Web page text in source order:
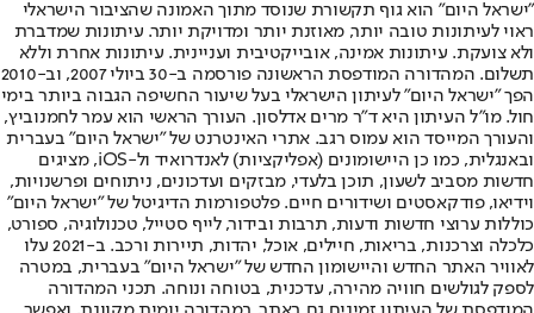
"ישראל היום" הוא גוף תקשורת שנוסד מתוך האמונה שהציבור הישראלי
ראוי לעיתונות טובה יותר, מאוזנת יותר ומדויקת יותר. עיתונות שמדברת
ולא צועקת. עיתונות אמינה, אובייקטיבית ועניינית. עיתונות אחרת וללא
תשלום. המהדורה המודפסת הראשונה פורסמה ב-30 ביולי 2007, וב-2010
הפך "ישראל היום" לעיתון הישראלי בעל שיעור החשיפה הגבוה ביותר בימי
חול. מו"ל העיתון היא ד"ר מרים אדלסון. העורך הראשי הוא עמר לחמנוביץ,
והעורך המייסד הוא עמוס רגב. אתרי האינטרנט של "ישראל היום" בעברית
ובאנגלית, כמו כן היישומונים (אפליקציות) לאנדרואיד ול-iOS, מציגים
חדשות מסביב לשעון, תוכן בלעדי, מבזקים ועדכונים, ניתוחים ופרשנויות,
וידיאו, פודקאסטים ושידורים חיים. פלטפורמות הדיגיטל של "ישראל היום"
כוללות ערוצי חדשות ודעות, תרבות ובידור, לייף סטייל, טכנולוגיה, ספורט,
כלכלה וצרכנות, בריאות, חיילים, אוכל, יהדות, תיירות ורכב. ב-2021 עלו
לאוויר האתר החדש והיישומון החדש של "ישראל היום" בעברית, במטרה
לספק לגולשים חוויה מהירה, עדכנית, בטוחה ונוחה. תכני המהדורה